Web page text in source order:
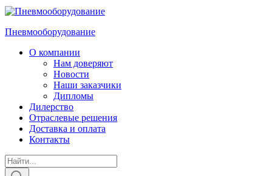
Пневмооборудование
О компании
Нам доверяют
Новости
Наши заказчики
Дипломы
Дилерство
Отраслевые решения
Доставка и оплата
Контакты
Поиск
товаров